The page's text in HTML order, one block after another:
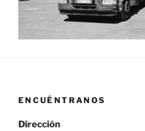
ENCUÉNTRANOS
Dirección